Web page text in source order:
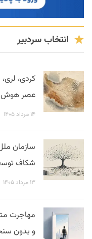
انتخاب سردبیر
کردی،
عصر هوش
۱۴ مرداد ۱۴۰۵
سازمان
شکاف
۱۳ مرداد ۱۴۰۵
مهاجرت
و بدون